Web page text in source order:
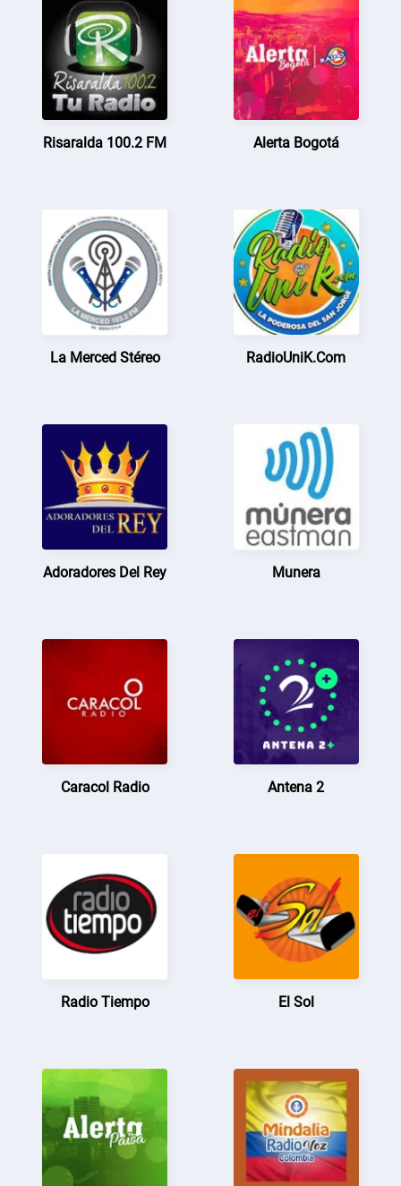
Risaralda 100.2 FM Alerta Bogotá
La Merced Stéreo RadioUniK.Com
Adoradores Del Rey Munera
Caracol Radio Antena 2
Radio Tiempo El Sol